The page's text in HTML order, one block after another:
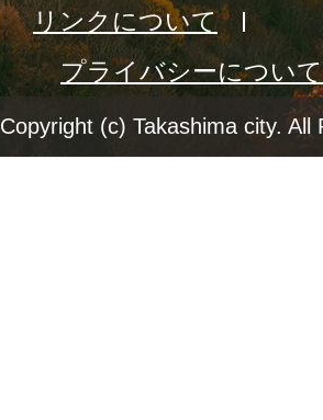
リンクについて
プライバシーについて
Copyright (c) Takashima city. All